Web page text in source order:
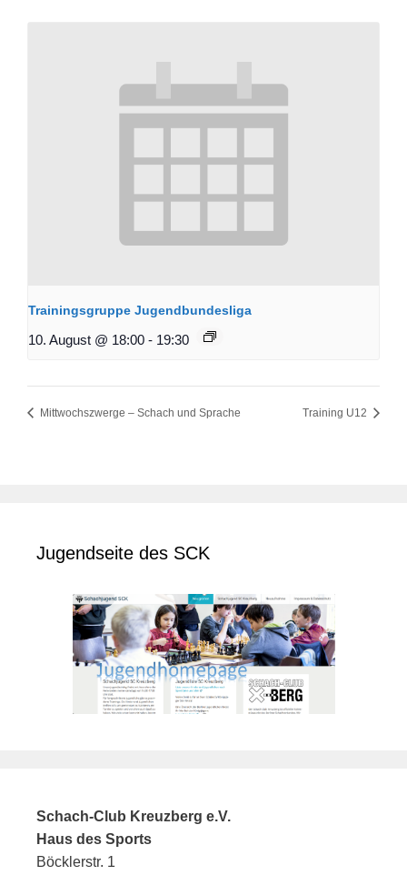
Trainingsgruppe Jugendbundesliga
10. August @ 18:00 - 19:30
Mittwochszwerge – Schach und Sprache Training U12
Jugendseite des SCK
Schach-Club Kreuzberg e.V.
Haus des Sports
Böcklerstr. 1